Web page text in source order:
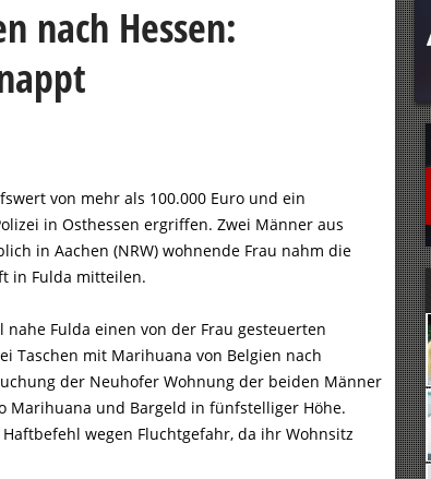
nach Hessen:
von mehr als 100.000 Euro und ein
in Osthessen ergriffen. Zwei Männer aus
in Aachen (NRW) wohnende Frau nahm die
in Fulda mitteilen.
Fulda einen von der Frau gesteuerten
Taschen mit Marihuana von Belgien nach
der Neuhofer Wohnung der beiden Männer
Marihuana und Bargeld in fünfstelliger Höhe.
wegen Fluchtgefahr, da ihr Wohnsitz